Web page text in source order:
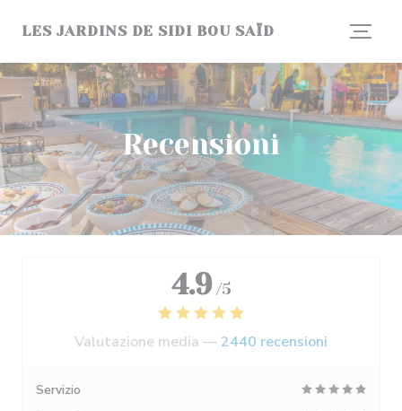
LES JARDINS DE SIDI BOU SAÏD
Recensioni
4.9 /5
Valutazione media —2440 recensioni
Servizio